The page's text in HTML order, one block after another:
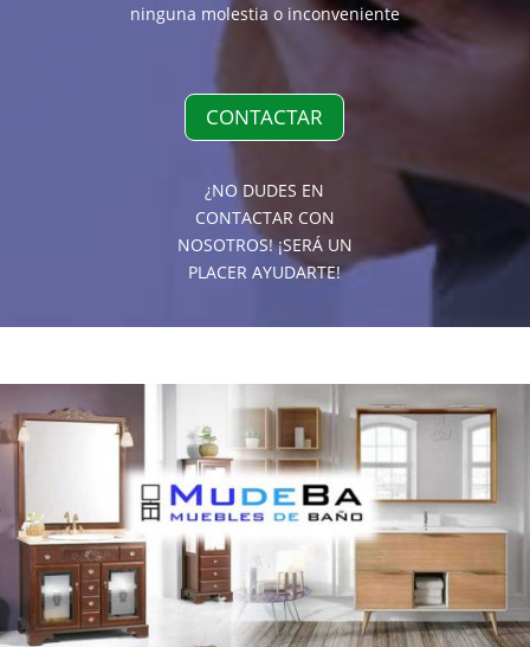
ninguna molestia o inconveniente
CONTACTAR
¿NO DUDES EN
CONTACTAR CON
NOSOTROS! ¡SERÁ UN
PLACER AYUDARTE!